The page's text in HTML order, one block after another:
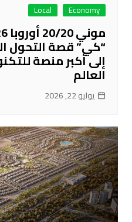
Economy
Local
“كي” قصة التحول
إلى أكبر منصة
العالم
يوليو 22, 2026